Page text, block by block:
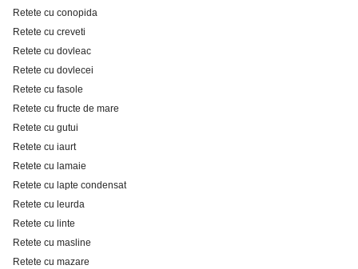
Retete cu conopida
Retete cu creveti
Retete cu dovleac
Retete cu dovlecei
Retete cu fasole
Retete cu fructe de mare
Retete cu gutui
Retete cu iaurt
Retete cu lamaie
Retete cu lapte condensat
Retete cu leurda
Retete cu linte
Retete cu masline
Retete cu mazare